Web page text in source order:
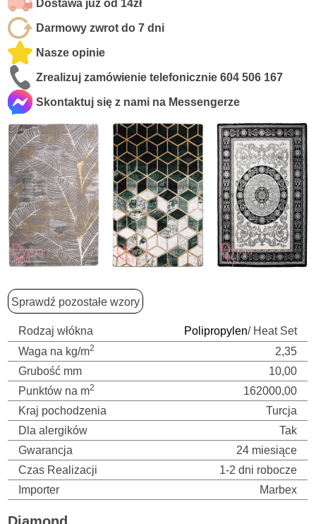
Dostawa już od 14zł
Darmowy zwrot do 7 dni
Nasze opinie
Zrealizuj zamówienie telefonicznie604 506 167
Skontaktuj się z nami na Messengerze
Sprawdź pozostałe wzory
Rodzaj włókna Polipropylen/ Heat Set
Waga na kg/m2
2,35
Grubość mm
10,00
Punktów na m2
162000,00
Kraj pochodzenia
Turcja
Dla alergików
Tak
Gwarancja
24 miesiące
Czas Realizacji
1-2 dni robocze
Importer
Marbex